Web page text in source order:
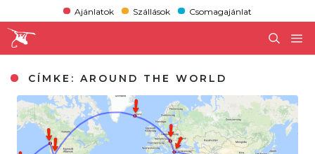
Ajánlatok Szállások Csomagajánlat
CÍMKE:AROUND THE WORLD